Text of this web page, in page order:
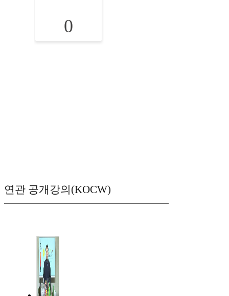
0
연관 공개강의(KOCW)